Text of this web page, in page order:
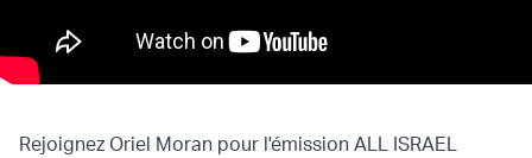
Rejoignez Oriel Moran pour l'émission ALL ISRAEL